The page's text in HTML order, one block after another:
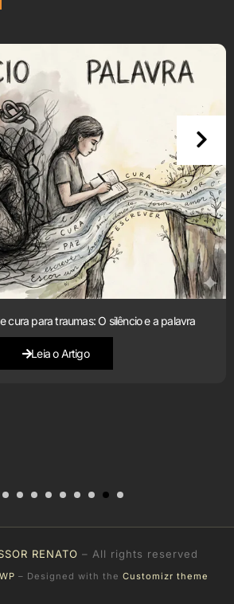
cura para traumas: O silêncio e a palavra
Leia o Artigo
RENATO – All rights reserved
WP – Designed with the Customizr theme